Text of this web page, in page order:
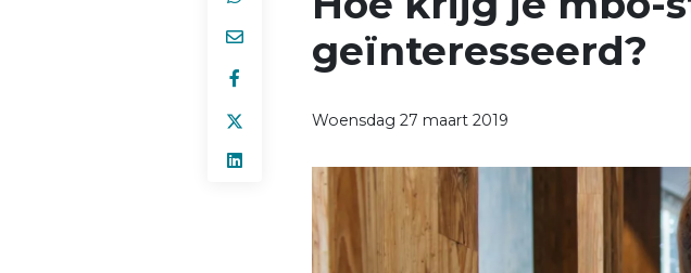
geïnteresseerd?
Woensdag 27 maart 2019